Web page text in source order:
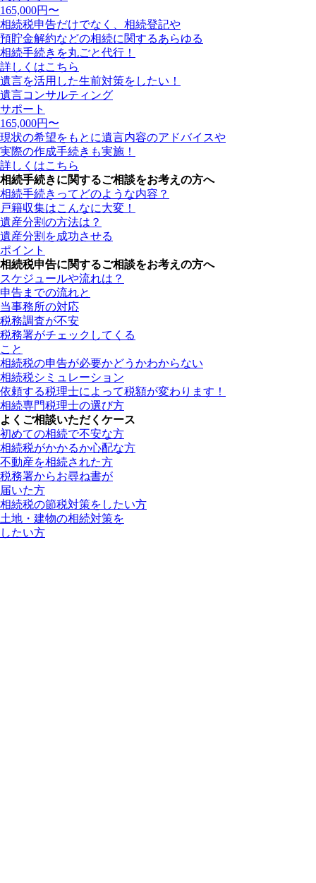
165,000円〜
相続税申告だけでなく、相続登記や
預貯金解約などの相続に関するあらゆる
相続手続きを丸ごと代行！
詳しくはこちら
遺言を活用した生前対策をしたい！
遺言コンサルティング
サポート
165,000円〜
現状の希望をもとに遺言内容のアドバイスや
実際の作成手続きも実施！
詳しくはこちら
相続手続きに関するご相談をお考えの方へ
相続手続きってどのような内容？
戸籍収集はこんなに大変！
遺産分割の方法は？
遺産分割を成功させる
ポイント
相続税申告に関するご相談をお考えの方へ
スケジュールや流れは？
申告までの流れと
当事務所の対応
税務調査が不安
税務署がチェックしてくる
こと
相続税の申告が必要かどうかわからない
相続税シミュレーション
依頼する税理士によって税額が変わります！
相続専門税理士の選び方
よくご相談いただくケース
初めての相続で不安な方
相続税がかかるか心配な方
不動産を相続された方
税務署からお尋ね書が
届いた方
相続税の節税対策をしたい方
土地・建物の相続対策を
したい方